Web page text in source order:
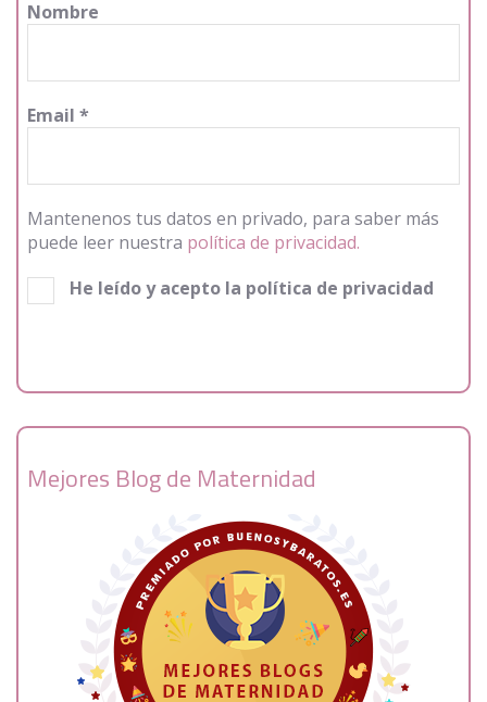
Nombre
Email *
Mantenenos tus datos en privado, para saber más
puede leer nuestra política de privacidad.
He leído y acepto la política de privacidad
Mejores Blog de Maternidad